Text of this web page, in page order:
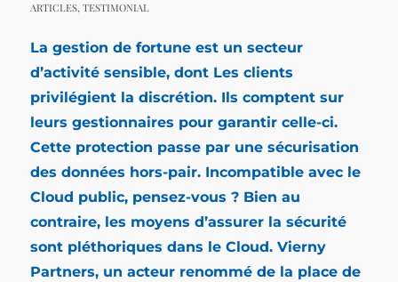
ARTICLES, TESTIMONIAL
La gestion de fortuneest un secteur
d’activité sensible, dont Les clients
privilégient la discrétion. Ils comptent sur
leurs gestionnaires pour garantir celle-ci.
Cette protection passe par une sécurisation
des données hors-pair. Incompatible avec le
Cloud public, pensez-vous ? Bien au
contraire, les moyens d’assurer la sécurité
sont pléthoriques dans le Cloud. Vierny
Partners, un acteur renommé de la place de